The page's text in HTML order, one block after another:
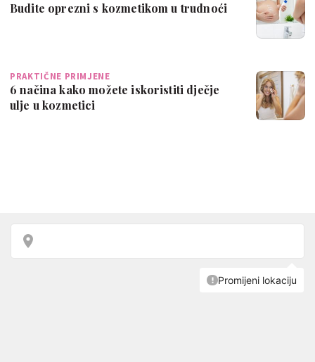
Budite oprezni s kozmetikom u trudnoći
PRAKTIČNE PRIMJENE
6 načina kako možete iskoristiti dječje
ulje u kozmetici